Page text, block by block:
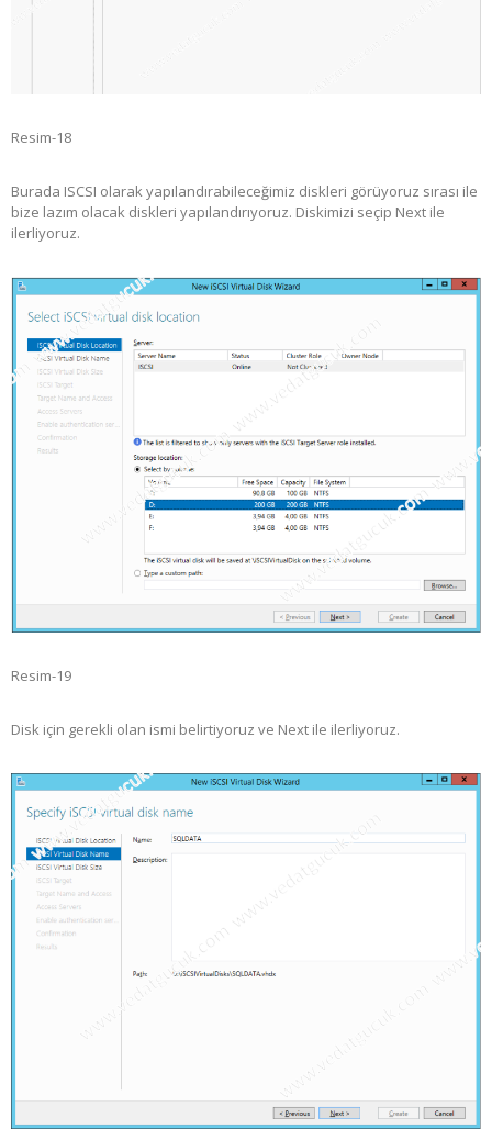
Resim-18
Burada ISCSI olarak yapılandırabileceğimiz diskleri görüyoruz sırası ile
bize lazım olacak diskleri yapılandırıyoruz. Diskimizi seçip Next ile
ilerliyoruz.
Resim-19
Disk için gerekli olan ismi belirtiyoruz ve Next ile ilerliyoruz.